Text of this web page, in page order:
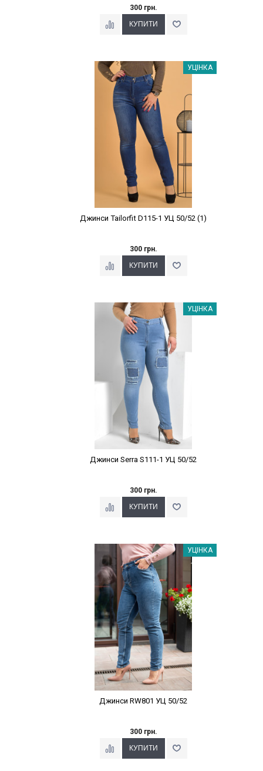
300 грн.
Наклейки Варіант з % УЦІНКА
Джинси Tailorfit D115-1 УЦ 50/52 (1)
300 грн.
Наклейки Варіант з % УЦІНКА
Джинси Serra S111-1 УЦ 50/52
300 грн.
Наклейки Варіант з % УЦІНКА
Джинси RW801 УЦ 50/52
300 грн.